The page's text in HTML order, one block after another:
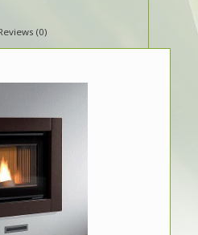
						Reviews (0)